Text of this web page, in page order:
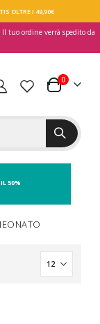
OLTRE I 49,90€
Il tuo ordine verrà spedito da
Carrello
0elementi
50%